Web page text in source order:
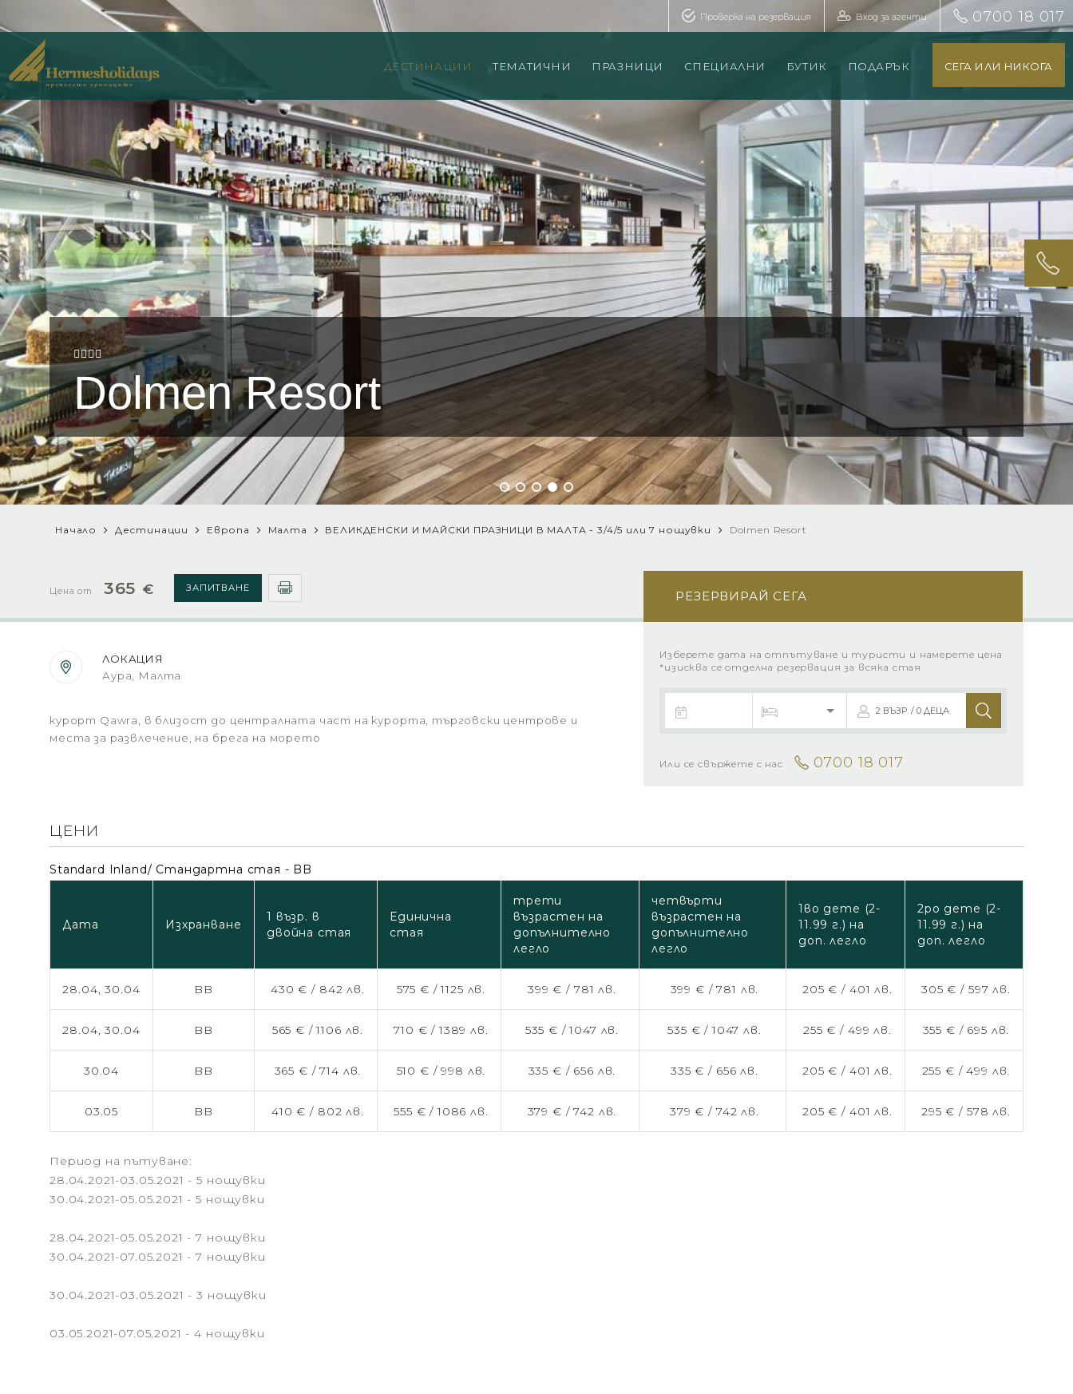
0700 18 017
Вход за агенти
Проверка на резервация
СЕГА ИЛИ НИКОГА
ДЕСТИНАЦИИ ТЕМАТИЧНИ ПРАЗНИЦИ СПЕЦИАЛНИ БУТИК ПОДАРЪК
Dolmen Resort
Начало Дестинации Европа Малта ВЕЛИКДЕНСКИ И МАЙСКИ ПРАЗНИЦИ В МАЛТА - 3/4/5 или 7 нощувки Dolmen Resort
Цена от 365 € ЗАПИТВАНЕ
ЛОКАЦИЯ
Аура, Малта
курорт Qawra, в близост до централната част на курорта, търговски центрове и
места за развлечение, на брега на морето
РЕЗЕРВИРАЙ СЕГА
Изберете дата на отпътуване и туристи и намерете цена
*изисква се отделна резервация за всяка стая
2 ВЪЗР. / 0 ДЕЦА
Или се свържете с нас 0700 18 017
ЦЕНИ
Standard Inland/ Стандартна стая - BB
Дата Изхранване
1 възр. в
двойна стая
Единична
стая
трети
възрастен на
допълнително
легло
четвърти
възрастен на
допълнително
легло
1во дете (2-
11.99 г.) на
доп. легло
2ро дете (2-
11.99 г.) на
доп. легло
28.04,30.04 BB 430 € / 842 лв. 575 € /1125 лв. 399 € / 781 лв. 399 € /781 лв. 205 € / 401 лв. 305 € / 597 лв.
28.04,30.04 BB 565 € /1106 лв. 710 € /1389 лв. 535 € /1047 лв. 535 € /1047 лв. 255 € / 499 лв. 355 € / 695 лв.
30.04 BB 365 € /714 лв. 510 € /998 лв. 335 € / 656 лв. 335 € / 656 лв. 205 € / 401 лв. 255 € /499 лв.
03.05 BB 410 € / 802 лв. 555 € /1086 лв. 379 € /742 лв. 379 € / 742 лв. 205 € / 401 лв. 295 € / 578 лв.
Период на пътуване:
28.04.2021-03.05.2021 - 5 нощувки
30.04.2021-05.05.2021 - 5 нощувки
28.04.2021-05.05.2021 - 7 нощувки
30.04.2021-07.05.2021 - 7 нощувки
30.04.2021-03.05.2021 - 3 нощувки
03.05.2021-07.05.2021 - 4 нощувки